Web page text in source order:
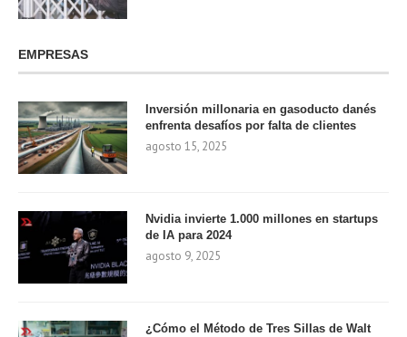
EMPRESAS
Inversión millonaria en gasoducto danés
enfrenta desafíos por falta de clientes
agosto 15, 2025
Nvidia invierte 1.000 millones en startups
de IA para 2024
agosto 9, 2025
¿Cómo el Método de Tres Sillas de Walt